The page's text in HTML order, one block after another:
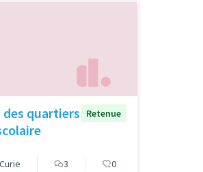
quartiers
Retenue
3 0